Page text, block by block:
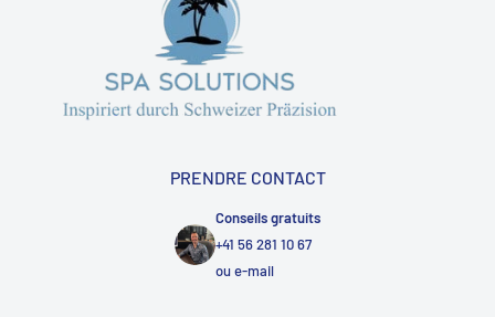
PRENDRE CONTACT
Conseils gratuits
+41 56 281 10 67
oue-mail